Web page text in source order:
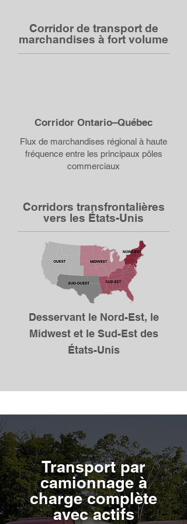
Corridor de transport de
marchandises à fort volume
Corridor Ontario–Québec
Flux de marchandises régional à haute
fréquence entre les principaux pôles
commerciaux
Corridors transfrontalières
vers les États-Unis
Desservant le Nord-Est, le
Midwest et le Sud-Est des
États-Unis
Transport par
camionnage à
charge complète
avec actifs